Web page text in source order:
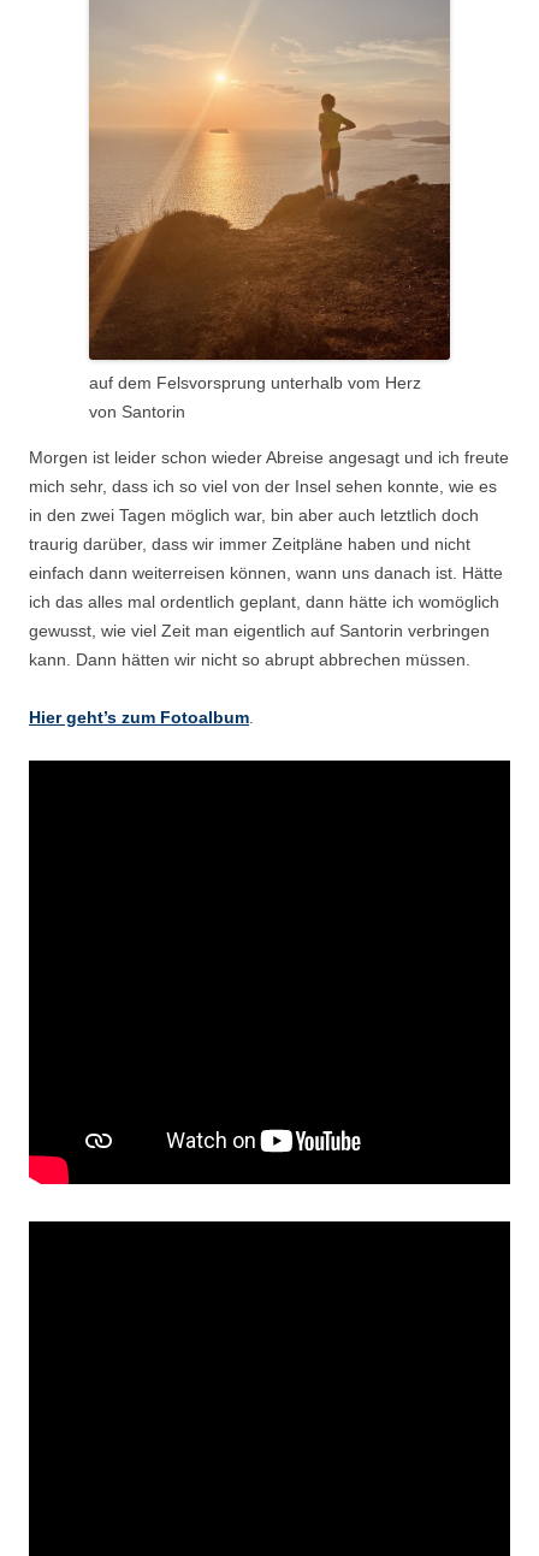
auf dem Felsvorsprung unterhalb vom Herz
von Santorin
Morgen ist leider schon wieder Abreise angesagt und ich freute
mich sehr, dass ich so viel von der Insel sehen konnte, wie es
in den zwei Tagen möglich war, bin aber auch letztlich doch
traurig darüber, dass wir immer Zeitpläne haben und nicht
einfach dann weiterreisen können, wann uns danach ist. Hätte
ich das alles mal ordentlich geplant, dann hätte ich womöglich
gewusst, wie viel Zeit man eigentlich auf Santorin verbringen
kann. Dann hätten wir nicht so abrupt abbrechen müssen.
Hier geht’s zum Fotoalbum